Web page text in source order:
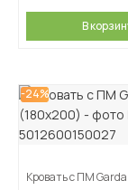
В
-24%
Кровать с ПМ